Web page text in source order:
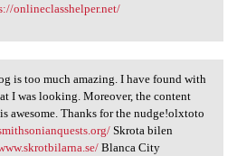
onlineclasshelper.net/
is too much amazing
is too much amazing. I have found with
I was looking. Moreover, the content
awesome. Thanks for the nudge!olxtoto
Skrota bilen
Blanca City